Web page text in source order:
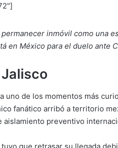
inmóvil como una
en México para el duelo ante
uno de los momentos más
fanático arribó a territorio
preventivo